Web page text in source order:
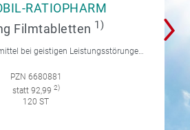
RATIOPHARM
Filmtabletten 1)
Pflanzliches Arzneimittel bei geistigen Leistungsstörungen und Durchblutungsstörungen.
PZN 6680881
statt 92,99 2)
120 ST